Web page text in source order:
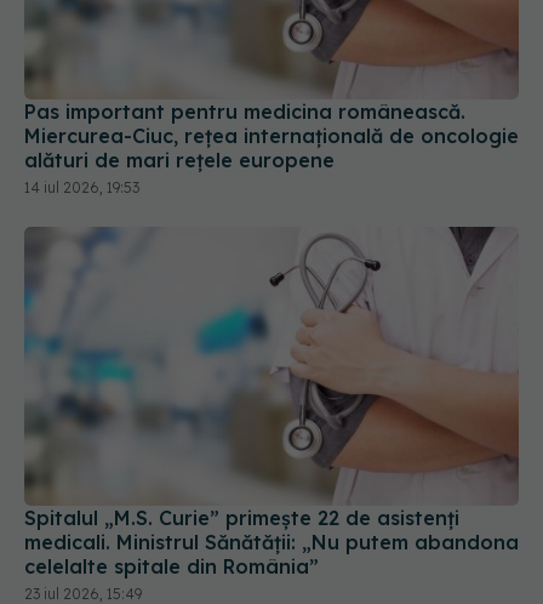
Pas important pentru medicina românească.
Miercurea-Ciuc, rețea internațională de oncologie
alături de mari rețele europene
14 iul 2026, 19:53
Spitalul „M.S. Curie” primește 22 de asistenți
medicali. Ministrul Sănătății: „Nu putem abandona
celelalte spitale din România”
23 iul 2026, 15:49